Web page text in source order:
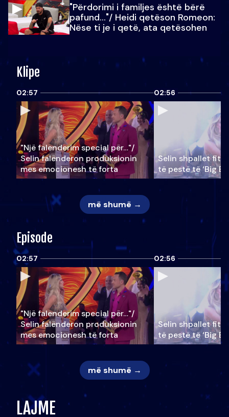
"Përdorimi i familjes është bërë
pafund…"/ Heidi qetëson Romeon:
Nëse ti je i qetë, ata qetësohen
Klipe
02:57
"Një falenderim special për…"/
Selin falënderon produksionin
mes emocionesh të forta
02:56
Selin shpallet
të pestë të ‘Big
më shumë →
Episode
02:57
"Një falenderim special për…"/
Selin falënderon produksionin
mes emocionesh të forta
02:56
Selin shpallet
të pestë të ‘Big
më shumë →
LAJME